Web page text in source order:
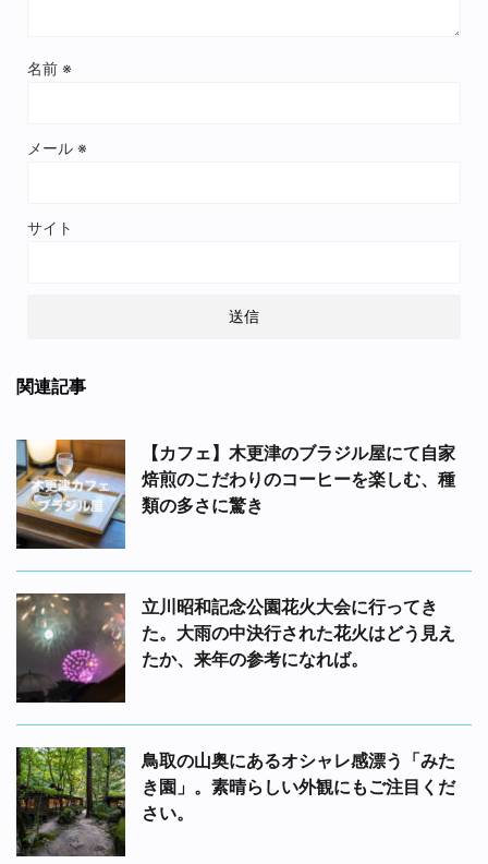
名前 ※
メール ※
サイト
関連記事
【カフェ】木更津のブラジル屋にて自家
焙煎のこだわりのコーヒーを楽しむ、種
類の多さに驚き
立川昭和記念公園花火大会に行ってき
た。大雨の中決行された花火はどう見え
たか、来年の参考になれば。
鳥取の山奥にあるオシャレ感漂う「みた
き園」。素晴らしい外観にもご注目くだ
さい。